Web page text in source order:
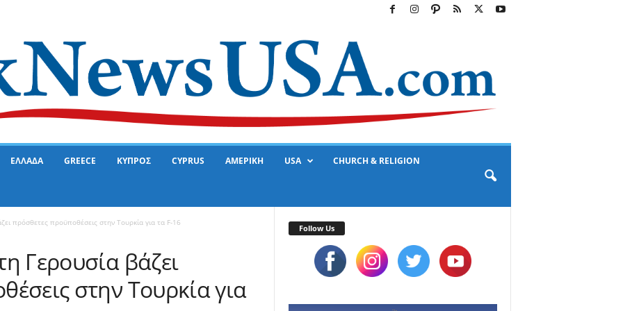
ΕΛΛΑΔΑ GREECE ΚΥΠΡΟΣ CYPRUS ΑΜΕΡΙΚΗ USA CHURCH & RELIGION
πρόσθετες προϋποθέσεις στην Τουρκία για τα F-16
Γερουσία βάζει
στην Τουρκία για
Follow Us